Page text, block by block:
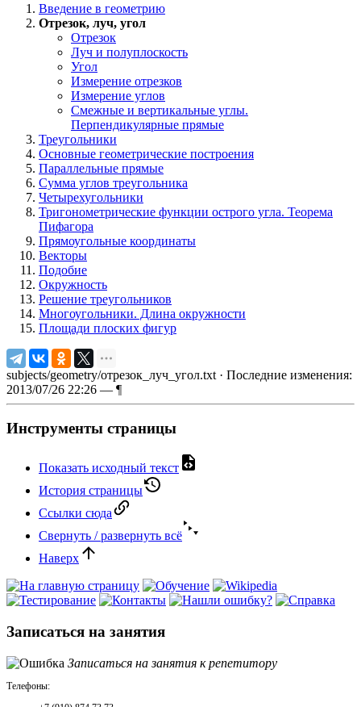
Введение в геометрию
Отрезок, луч, угол
Отрезок
Луч и полуплоскость
Угол
Измерение отрезков
Измерение углов
Смежные и вертикальные углы.
Перпендикулярные прямые
Треугольники
Основные геометрические построения
Параллельные прямые
Сумма углов треугольника
Четырехугольники
Тригонометрические функции острого угла. Теорема
Пифагора
Прямоугольные координаты
Векторы
Подобие
Окружность
Решение треугольников
Многоугольники. Длина окружности
Площади плоских фигур
subjects/geometry/отрезок_луч_угол.txt · Последние изменения:
2013/07/26 22:26 — ¶
Инструменты страницы
Показать исходный текст
История страницы
Ссылки сюда
Свернуть / развернуть всё
Наверх
Записаться на занятия
Записаться на занятия к репетитору
Телефоны: